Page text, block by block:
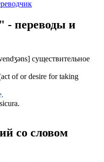
- переводы и
существительное
of or desire for taking
со словом